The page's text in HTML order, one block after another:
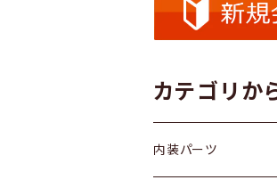
カテゴリか
内装パーツ